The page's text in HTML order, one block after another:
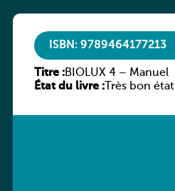
ISBN: 9789464177213
Titre :BIOLUX 4 – Manuel
État du livre :Très bon état